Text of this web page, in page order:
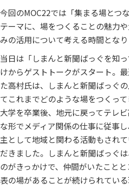
今回のMOC22では「集まる場とつ
テーマに、場をつくることの魅力
みの活用について考える時間となり
当日は「しまんと新聞ばっぐを知
けからゲストトークがスタート。
た高村氏は、しまんと新聞ばっぐ
てこれまでどのような場をつくっ
大学を卒業後、地元に戻ってテレ
な形でメディア関係の仕事に従事
主として地域と関わる活動もされ
だきました。しまんと新聞ばっぐ
のがきっかけで、仲間がいたこと
表の場があることが続けられてい